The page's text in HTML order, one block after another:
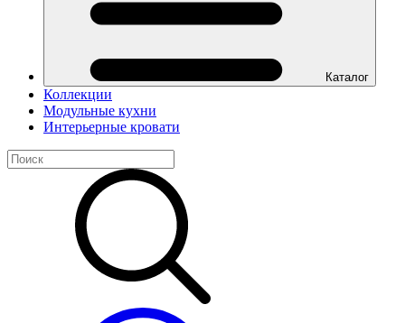
Каталог
Коллекции
Модульные кухни
Интерьерные кровати